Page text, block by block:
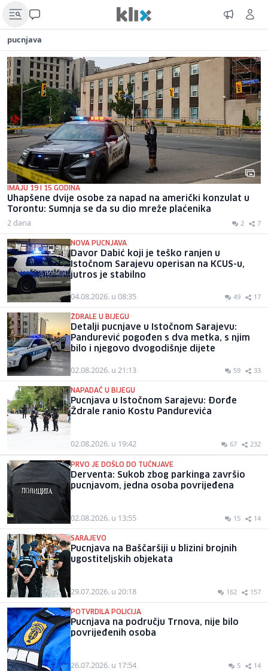
pucnjava
IMAJU 19 I 15 GODINA
Uhapšene dvije osobe za napad na američki konzulat u
Torontu: Sumnja se da su dio mreže plaćenika
2 dana 2 7
NOVA PUCNJAVA
Davor Dabić koji je teško ranjen u
Istočnom Sarajevu operisan na KCUS-u,
jutros je stabilno
04.08.2026. u 08:35 49 17
ŽDRALE U BIJEGU
Detalji pucnjave u Istočnom Sarajevu:
Pandurević pogođen s dva metka, s njim
bilo i njegovo dvogodišnje dijete
02.08.2026. u 21:13 59 33
NAPADAČ U BIJEGU
Pucnjava u Istočnom Sarajevu: Đorđe
Ždrale ranio Kostu Pandurevića
02.08.2026. u 19:42 67 232
PRVO JE DOŠLO DO TUČNJAVE
Derventa: Sukob zbog parkinga završio
pucnjavom, jedna osoba povrijeđena
02.08.2026. u 13:55 15 14
SARAJEVO
Pucnjava na Baščaršiji u blizini brojnih
ugostiteljskih objekata
29.07.2026. u 20:18 162 157
POTVRDILA POLICIJA
Pucnjava na području Trnova, nije bilo
povrijeđenih osoba
26.07.2026. u 17:54 5 14